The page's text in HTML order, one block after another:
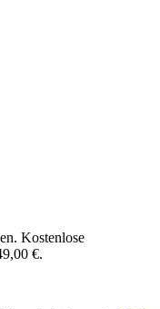
Kostenlose
€.